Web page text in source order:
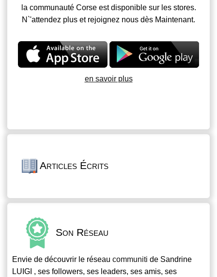
la communauté Corse est disponible sur les stores.
N`'attendez plus et rejoignez nous dès Maintenant.
en savoir plus
Articles Écrits
Son Réseau
Envie de découvrir le réseau communiti de Sandrine
LUIGI , ses followers, ses leaders, ses amis, ses